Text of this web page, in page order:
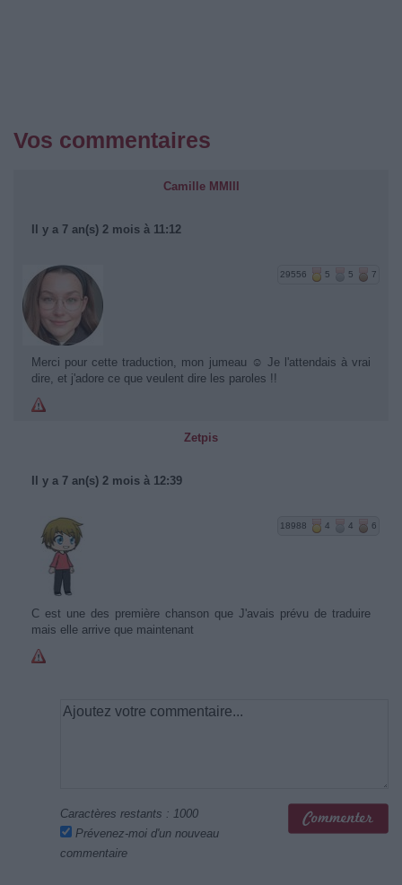
Vos commentaires
Camille MMIII
Il y a 7 an(s) 2 mois à 11:12
29556 5 5 7
Merci pour cette traduction, mon jumeau ☺ Je l'attendais à vrai
dire, et j'adore ce que veulent dire les paroles !!
Zetpis
Il y a 7 an(s) 2 mois à 12:39
18988 4 4 6
C est une des première chanson que J'avais prévu de traduire
mais elle arrive que maintenant
Caractères restants : 1000
Prévenez-moi d'un nouveau
commentaire